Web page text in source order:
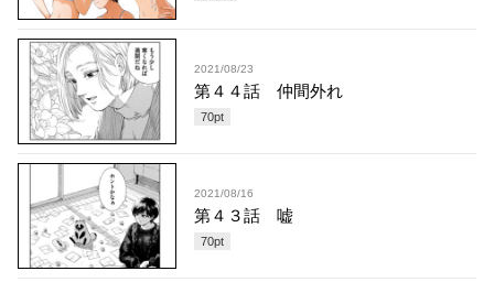
2021/08/23
第４４話 仲間外れ
70pt
2021/08/16
第４３話 嘘
70pt